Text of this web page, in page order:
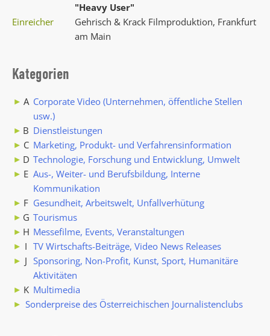
"Heavy User"
Einreicher
Gehrisch & Krack Filmproduktion, Frankfurt
am Main
Kategorien
A Corporate Video (Unternehmen, öffentliche Stellen
usw.)
B Dienstleistungen
C Marketing, Produkt- und Verfahrensinformation
D Technologie, Forschung und Entwicklung, Umwelt
E Aus-, Weiter- und Berufsbildung, Interne
Kommunikation
F Gesundheit, Arbeitswelt, Unfallverhütung
G Tourismus
H Messefilme, Events, Veranstaltungen
I TV Wirtschafts-Beiträge, Video News Releases
J Sponsoring, Non-Profit, Kunst, Sport, Humanitäre
Aktivitäten
K Multimedia
Sonderpreise des Österreichischen Journalistenclubs